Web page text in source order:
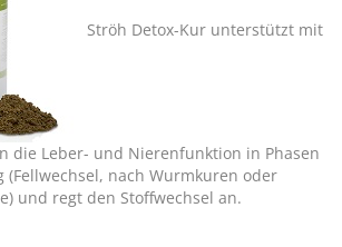
Ströh Detox-Kur unterstützt mit
die Leber- und Nierenfunktion in Phasen
(Fellwechsel, nach Wurmkuren oder
und regt den Stoffwechsel an.